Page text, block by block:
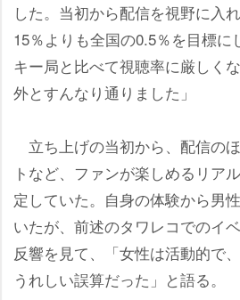
した。当初から配信を視野に入
15％よりも全国の0.5％を目標に
キー局と比べて視聴率に厳しく
外とすんなり通りました」
立ち上げの当初から、配信の
トなど、ファンが楽しめるリア
定していた。自身の体験から男
いたが、前述のタワレコでのイ
反響を見て、「女性は活動的で
うれしい誤算だった」と語る。